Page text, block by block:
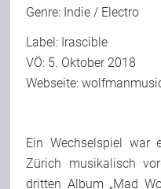
Musik
Alles andere
Backstage
Genre: Indie / Electro
Label: Irascible
VÖ: 5. Oktober 2018
Webseite:
Ein Wechselspiel war
Zürich musikalisch
dritten Album „Mad